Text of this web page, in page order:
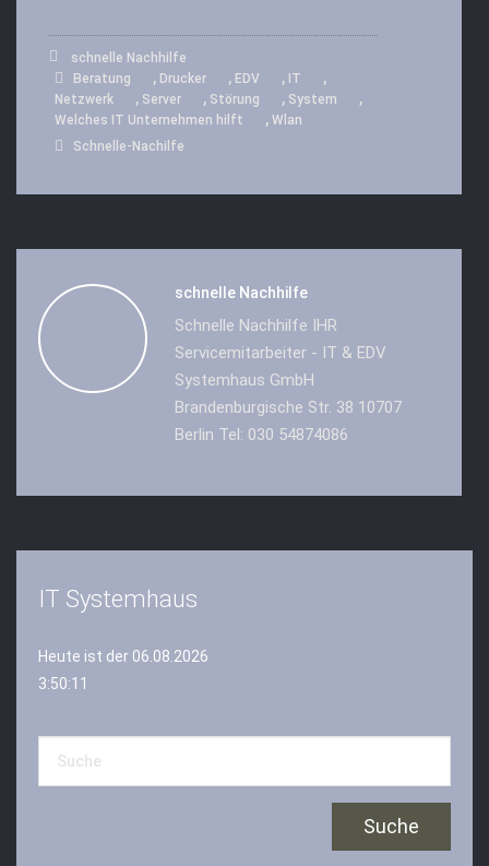
schnelle Nachhilfe
Beratung
, Drucker , EDV , IT ,
Netzwerk , Server , Störung , System ,
Welches IT Unternehmen hilft , Wlan
Schnelle-Nachilfe
schnelle Nachhilfe
Schnelle Nachhilfe IHR
Servicemitarbeiter - IT & EDV
Systemhaus GmbH
Brandenburgische Str. 38 10707
Berlin Tel: 030 54874086
IT Systemhaus
Heute ist der 06.08.2026
3:50:12